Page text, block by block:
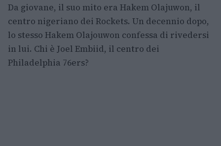
Da giovane, il suo mito era Hakem Olajuwon, il
centro nigeriano dei Rockets. Un decennio dopo,
lo stesso Hakem Olajouwon confessa di rivedersi
in lui. Chi è Joel Embiid, il centro dei
Philadelphia 76ers?